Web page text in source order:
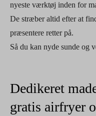
nyeste værktøj inden for
De stræber altid efter at
præsentere retter på.
Så du kan nyde sunde og
Dedikeret
gratis airfryer